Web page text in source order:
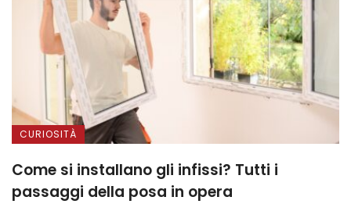
CURIOSITÀ
Come si installano gli infissi? Tutti i
passaggi della posa in opera